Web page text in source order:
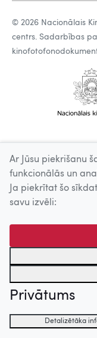
© 2026 Nacionālais
centrs. Sadarbības
Ar Jūsu piekrišanu
funkcionālās un
Ja piekrītat šo
savu izvēli:
Privātums
Detalizētāka